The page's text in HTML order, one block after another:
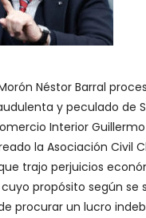
Néstor Barral
y peculado de
Interior
la Asociación Civil
trajo perjuicios
propósito según se
procurar un lucro